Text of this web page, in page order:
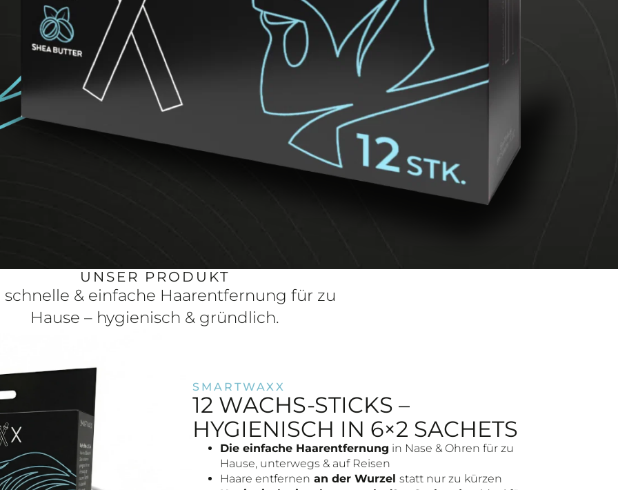
UNSER PRODUKT
schnelle & einfache Haarentfernung für zu
Hause – hygienisch & gründlich.
SMARTWAXX
12 WACHS-STICKS –
HYGIENISCH IN 6×2 SACHETS
Die einfache Haarentfernung in Nase & Ohren für zu
Hause, unterwegs & auf Reisen
Haare entfernen an der Wurzel statt nur zu kürzen